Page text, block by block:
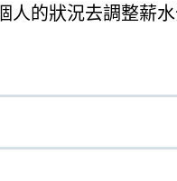
的狀況去調整薪水